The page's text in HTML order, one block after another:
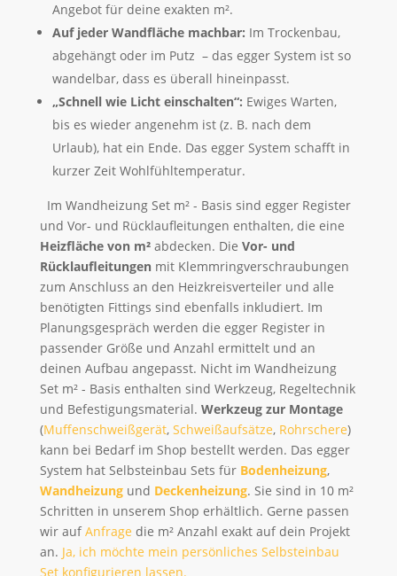
Angebot für deine exakten m².
Auf jeder Wandfläche machbar: Im Trockenbau,
abgehängt oder im Putz – das egger System ist so
wandelbar, dass es überall hineinpasst.
„Schnell wie Licht einschalten“: Ewiges Warten,
bis es wieder angenehm ist (z. B. nach dem
Urlaub), hat ein Ende. Das egger System schafft in
kurzer Zeit Wohlfühltemperatur.
Im Wandheizung Set m² - Basis sind egger Register
und Vor- und Rücklaufleitungen enthalten, die eine
Heizfläche von m²abdecken. Die Vor- und
Rücklaufleitungen mit Klemmringverschraubungen
zum Anschluss an den Heizkreisverteiler und alle
benötigten Fittings sind ebenfalls inkludiert. Im
Planungsgespräch werden die egger Register in
passender Größe und Anzahl ermittelt und an
deinen Aufbau angepasst. Nicht im Wandheizung
Set m² - Basis enthalten sind Werkzeug, Regeltechnik
und Befestigungsmaterial. Werkzeug zur Montage
(Muffenschweißgerät, Schweißaufsätze, Rohrschere)
kann bei Bedarf im Shop bestellt werden. Das egger
System hat Selbsteinbau Sets für Bodenheizung,
Wandheizung und Deckenheizung. Sie sind in 10 m²
Schritten in unserem Shop erhältlich. Gerne passen
wir aufAnfrage die m² Anzahl exakt auf dein Projekt
an. Ja, ich möchte mein persönliches Selbsteinbau
Set konfigurieren lassen.